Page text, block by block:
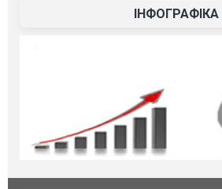
ІНФОГРАФІКА